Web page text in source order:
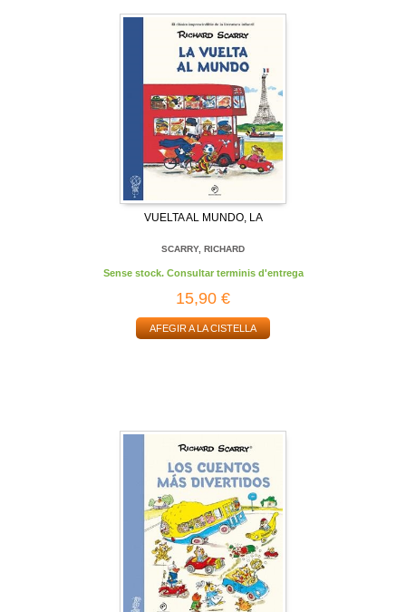
VUELTA AL MUNDO, LA
SCARRY, RICHARD
Sense stock. Consultar terminis d'entrega
15,90 €
AFEGIR A LA CISTELLA